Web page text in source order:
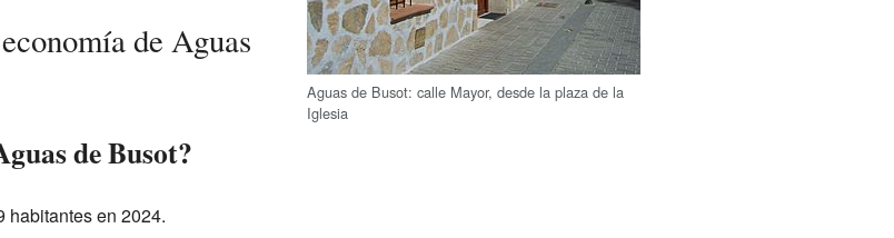
Aguas de Busot: calle Mayor, desde la plaza de la
Iglesia
de Aguas
de Busot?
habitantes en 2024.